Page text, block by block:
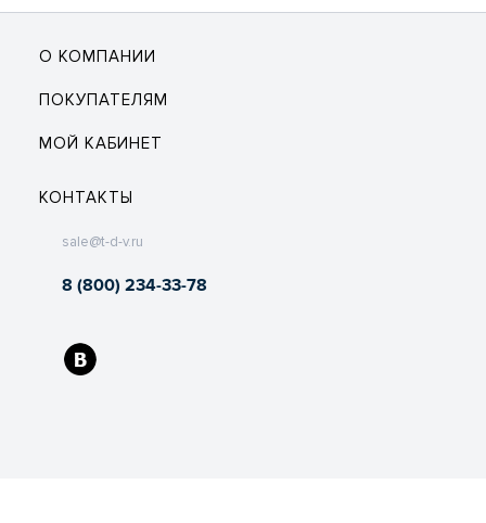
О КОМПАНИИ
ПОКУПАТЕЛЯМ
МОЙ КАБИНЕТ
КОНТАКТЫ
sale@t-d-v.ru
8 (800) 234-33-78